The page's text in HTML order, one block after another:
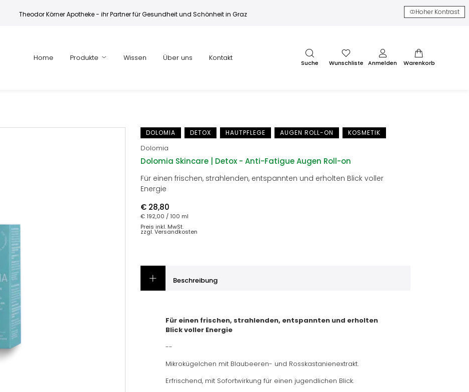
Theodor Körner Apotheke - ihr Partner für Gesundheit und Schönheit in Graz Hoher Kontrast
Home Produkte Wissen Über uns Kontakt
Suche Wunschliste Anmelden Warenkorb
DOLOMIA DETOX HAUTPFLEGE AUGEN ROLL-ON KOSMETIK
Dolomia
Dolomia Skincare | Detox - Anti-Fatigue Augen Roll-on
Für einen frischen, strahlenden, entspannten und erholten Blick voller
Energie
€ 28,80
€ 192,00 / 100 ml
Preis inkl. MwSt.
zzgl. Versandkosten
Beschreibung
Für einen frischen, strahlenden, entspannten und erholten
Blick voller Energie
--
Mikrokügelchen mit Blaubeeren- und Rosskastanienextrakt.
Erfrischend, mit Sofortwirkung für einen jugendlichen Blick.